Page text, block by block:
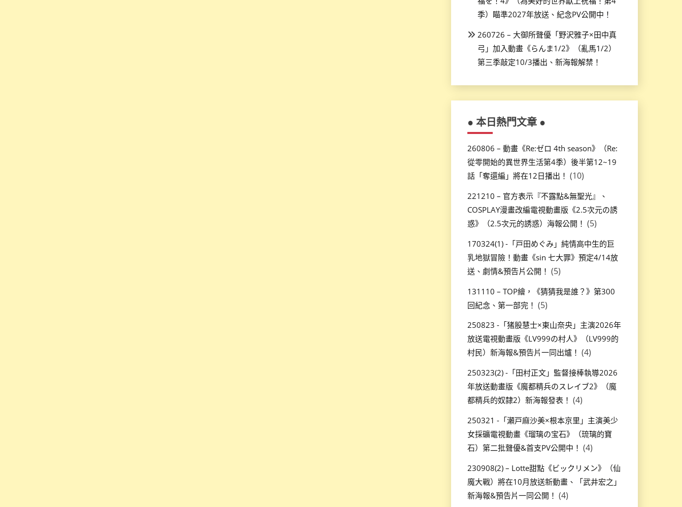
季）瞄準2027年放送、紀念PV公開中！
260726 – 大御所聲優「野沢雅子×田中真
弓」加入動畫《らんま1/2》（亂馬1/2）
第三季敲定10/3播出、新海報解禁！
● 本日熱門文章 ●
260806 – 動畫《Re:ゼロ 4th season》（Re:
從零開始的異世界生活第4季）後半第12~19
話「奪還編」將在12日播出！ (10)
221210 – 官方表示『不露點&無聖光』、
COSPLAY漫畫改編電視動畫版《2.5次元の誘
惑》（2.5次元的誘惑）海報公開！ (5)
170324(1) -「戸田めぐみ」純情高中生的巨
乳地獄冒險！動畫《sin 七大罪》預定4/14放
送、劇情&預告片公開！ (5)
131110 – TOP繪，《猜猜我是誰？》第300
回紀念、第一部完！ (5)
250823 -「猪股慧士×東山奈央」主演2026年
放送電視動畫版《LV999の村人》（LV999的
村民）新海報&預告片一同出爐！ (4)
250323(2) -「田村正文」監督接棒執導2026
年放送動畫版《魔都精兵のスレイブ2》（魔
都精兵的奴隸2）新海報發表！ (4)
250321 -「瀬戸麻沙美×根本京里」主演美少
女採礦電視動畫《瑠璃の宝石》（琉璃的寶
石）第二批聲優&首支PV公開中！ (4)
230908(2) – Lotte甜點《ビックリメン》（仙
魔大戰）將在10月放送新動畫、「武井宏之」
新海報&預告片一同公開！ (4)